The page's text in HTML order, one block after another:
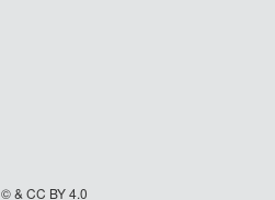
© & CC BY 4.0